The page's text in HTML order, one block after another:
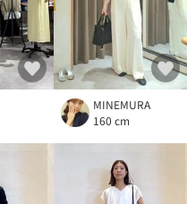
MINEMURA
160 cm